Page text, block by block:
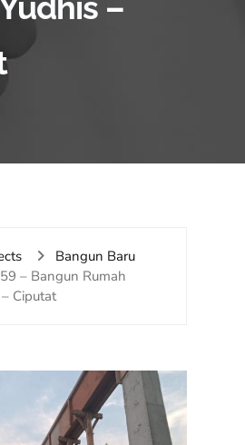
Bangun Baru
– Bangun Rumah
Ciputat